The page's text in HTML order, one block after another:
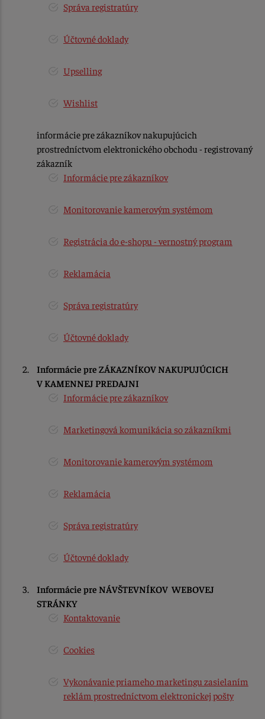
Správa registratúry
Účtovné doklady
Upselling
Wishlist
informácie pre zákazníkov nakupujúcich
prostredníctvom elektronického obchodu - registrovaný
zákazník
Informácie pre zákazníkov
Monitorovanie kamerovým systémom
Registrácia do e-shopu - vernostný program
Reklamácia
Správa registratúry
Účtovné doklady
Informácie pre ZÁKAZNÍKOV NAKUPUJÚCICH
V KAMENNEJ PREDAJNI
Informácie pre zákazníkov
Marketingová komunikácia so zákazníkmi
Monitorovanie kamerovým systémom
Reklamácia
Správa registratúry
Účtovné doklady
Informácie pre NÁVŠTEVNÍKOV WEBOVEJ
STRÁNKY
Kontaktovanie
Cookies
Vykonávanie priameho marketingu zasielaním
reklám prostredníctvom elektronickej pošty